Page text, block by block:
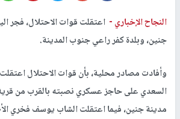
النجاح الإخباري - اعتقلت قوات الاحتلال، فجر
جنين، وبلدة كفر راعي جنوب المدينة.
وأفادت مصادر محلية، بأن قوات الاحتلال
السعدي على حاجز عسكري نصبته بالقرب من
مدينة جنين، فيما اعتقلت الشاب يوسف فخري